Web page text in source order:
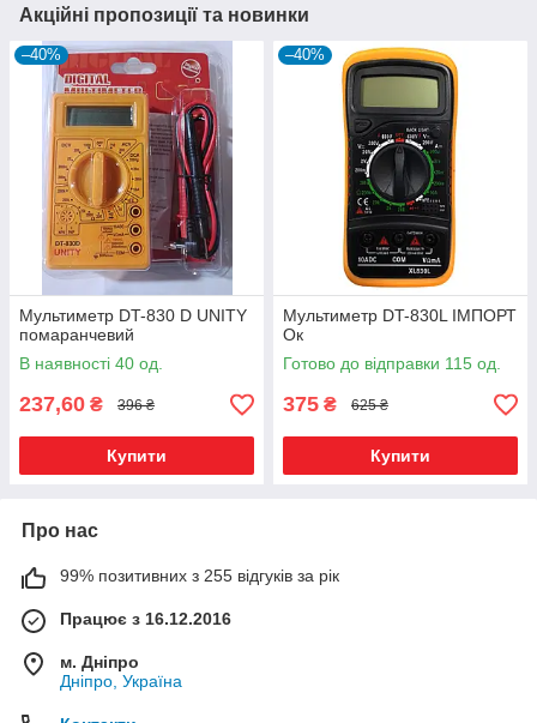
Акційні пропозиції та новинки
–40%
Мультиметр DT-830 D UNITY
помаранчевий
В наявності 40 од.
237,60 ₴ 396 ₴
Купити
–40%
Мультиметр DT-830L ІМПОРТ
Ок
Готово до відправки 115 од.
375 ₴ 625 ₴
Купити
Про нас
99% позитивних з 255 відгуків за рік
Працює з 16.12.2016
м. Дніпро
Дніпро, Україна